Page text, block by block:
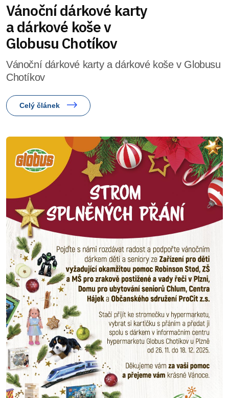
Vánoční dárkové karty
a dárkové koše v
Globusu Chotíkov
Vánoční dárkové karty a dárkové koše v Globusu
Chotíkov
Celý článek